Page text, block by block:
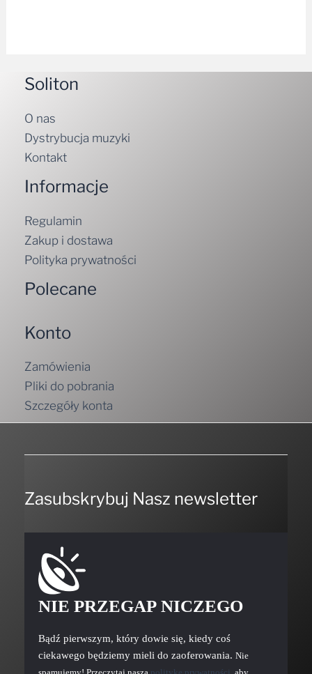
Soliton
O nas
Dystrybucja muzyki
Kontakt
Informacje
Regulamin
Zakup i dostawa
Polityka prywatności
Polecane
Konto
Zamówienia
Pliki do pobrania
Szczegóły konta
Zasubskrybuj Nasz newsletter
NIE PRZEGAP NICZEGO
Bądź pierwszym, który dowie się, kiedy coś
ciekawego będziemy mieli do zaoferowania. Nie